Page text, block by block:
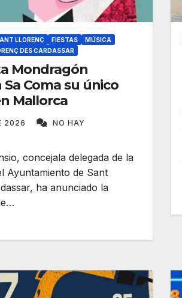
LLORENÇ FIESTAS
MÚSICA
DES CARDASSAR
Mondragón
Coma su único
Mallorca
2026
NO HAY
concejala delegada de la
Ayuntamiento de Sant
ha anunciado la